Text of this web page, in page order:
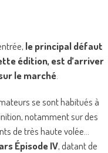
le principal défaut
édition, est d’arriver
le marché.
se sont habitués à
notamment sur des
de très haute volée…
Épisode IV, datant de